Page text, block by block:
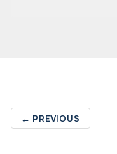
← PREVIOUS